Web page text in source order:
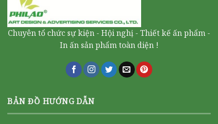
Chuyên tổ chức sự kiện - Hội nghị - Thiết kế ấn phẩm -
In ấn sản phẩm toàn diện !
BẢN ĐỒ HƯỚNG DẪN